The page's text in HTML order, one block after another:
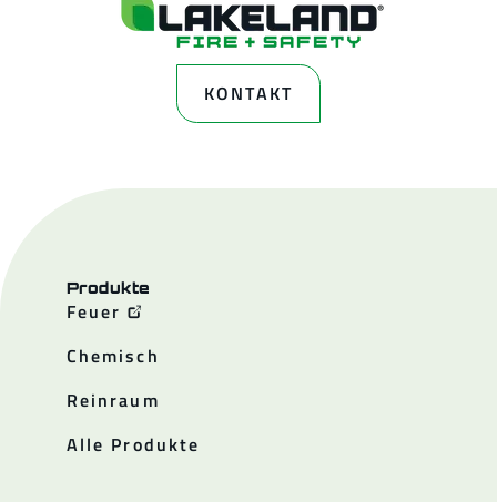
KONTAKT
Produkte
Feuer
Chemisch
Reinraum
Alle Produkte